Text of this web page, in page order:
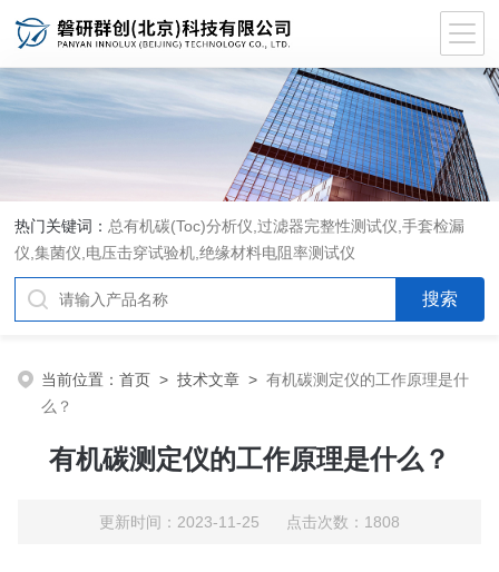
热门关键词： 总有机碳(Toc)分析仪 ,过滤器完整性测试仪 ,手套检漏
仪 ,集菌仪 电压击穿试验机 ,绝缘材料电阻率测试仪
当前位置：首页 >技术文章 >有机碳测定仪的工作原理是什
么？
有机碳测定仪的工作原理是什么？
更新时间：2023-11-25 点击次数：1808